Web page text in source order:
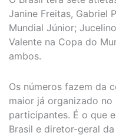
Janine Freitas, Gabriel
Mundial Júnior;
Valente na Copa do
ambos.
Os números fazem da
maior já organizado
participantes. É o que
Brasil e diretor-geral